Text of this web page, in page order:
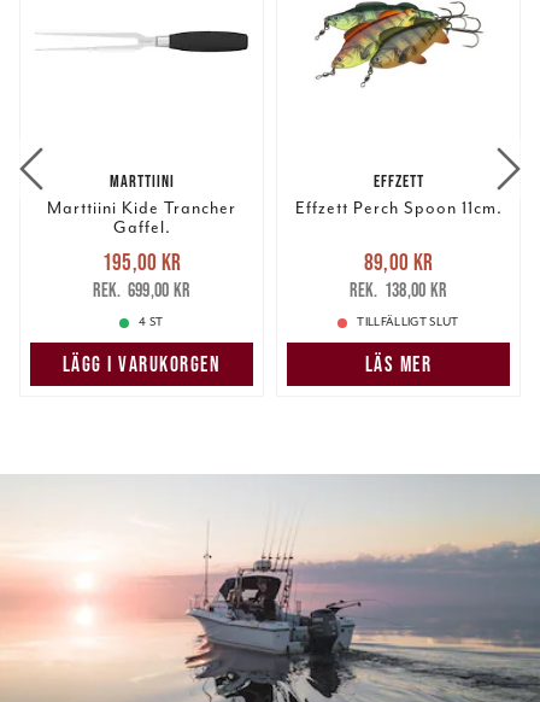
MARTTIINI
Marttiini Kide Trancher
Gaffel.
Nuvarande pris
195,00 krTidigare pris
699,00 kr
195,00 kr
699,00 kr
4 ST
LÄGG I VARUKORGEN
EFFZETT
Effzett Perch Spoon 11cm.
Nuvarande pris
89,00 krTidigare pris
138,00 kr
89,00 kr
138,00 kr
TILLFÄLLIGT SLUT
LÄS MER